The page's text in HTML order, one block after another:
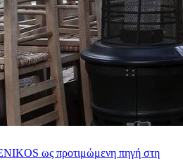
ως προτιμώμενη πηγή στη